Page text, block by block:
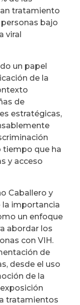
tratamiento
personas bajo
viral
un papel
de la
de
estratégicas,
tiempo que ha
y acceso
Caballero y
la importancia
un enfoque
abordar los
con VIH.
de
desde el uso
de la
tratamientos